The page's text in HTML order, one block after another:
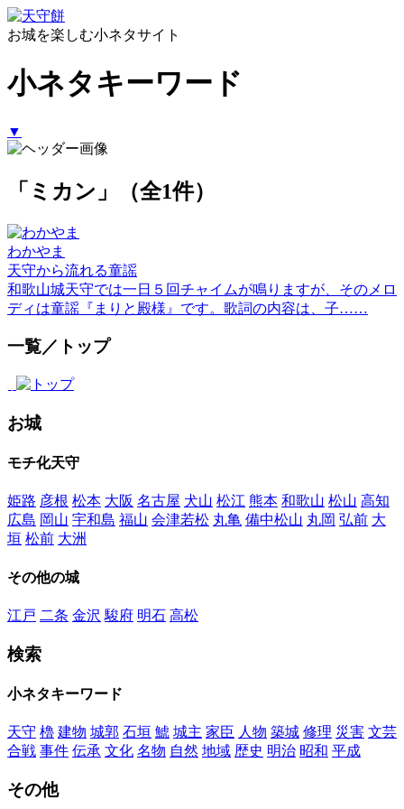
お城を楽しむ小ネタサイト
小ネタキーワード
▼
「ミカン」（全1件）
わかやま
天守から流れる童謡
和歌山城天守では一日５回チャイムが鳴りますが、そのメロ
ディは童謡『まりと殿様』です。歌詞の内容は、子……
一覧／トップ
お城
モチ化天守
姫路 彦根 松本 大阪 名古屋 犬山 松江 熊本 和歌山 松山 高知
広島 岡山 宇和島 福山 会津若松 丸亀 備中松山 丸岡 弘前 大
垣 松前 大洲
その他の城
江戸 二条 金沢 駿府 明石 高松
検索
小ネタキーワード
天守 櫓 建物 城郭 石垣 鯱 城主 家臣 人物 築城 修理 災害 文芸
合戦 事件 伝承 文化 名物 自然 地域 歴史 明治 昭和 平成
その他